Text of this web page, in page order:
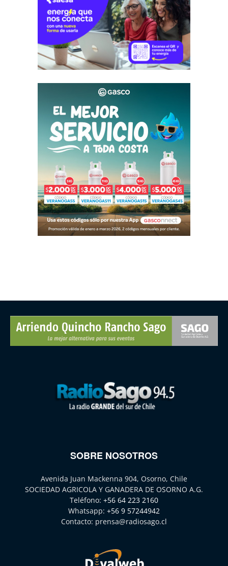
SOBRE NOSOTROS
Avenida Juan Mackenna 904, Osorno, Chile
SOCIEDAD AGRICOLA Y GANADERA DE OSORNO A.G.
Teléfono: +56 64 223 2160
Whatsapp: +56 9 57244942
Contacto: prensa@radiosago.cl